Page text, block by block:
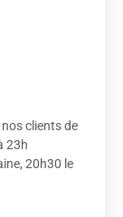
clients de
23h
20h30 le